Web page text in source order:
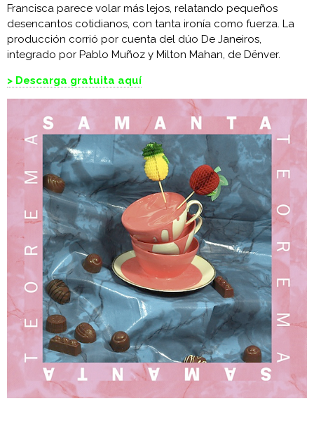
Francisca parece volar más lejos, relatando pequeños
desencantos cotidianos, con tanta ironía como fuerza. La
producción corrió por cuenta del dúo De Janeiros,
integrado por Pablo Muñoz y Milton Mahan, de Dënver.
> Descarga gratuita aquí